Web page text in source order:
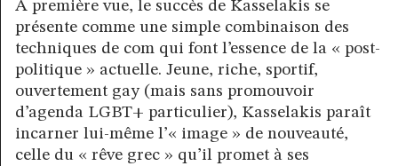
A première vue, le succès de Kasselakis se
présente comme une simple combinaison des
techniques de com qui font l’essence de la « post-
politique » actuelle. Jeune, riche, sportif,
ouvertement gay (mais sans promouvoir
d’agenda LGBT+ particulier), Kasselakis paraît
incarner lui-même l’« image » de nouveauté,
celle du « rêve grec » qu’il promet à ses